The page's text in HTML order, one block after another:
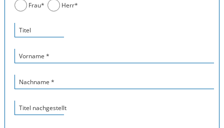
Frau* Herr*
Titel
Vorname *
Nachname *
Titel nachgestellt